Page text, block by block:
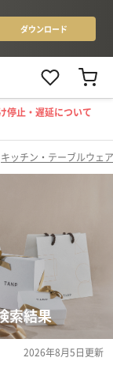
停止・遅延について
キッチン・テーブルウェア
索結果
2026年8月5日更新